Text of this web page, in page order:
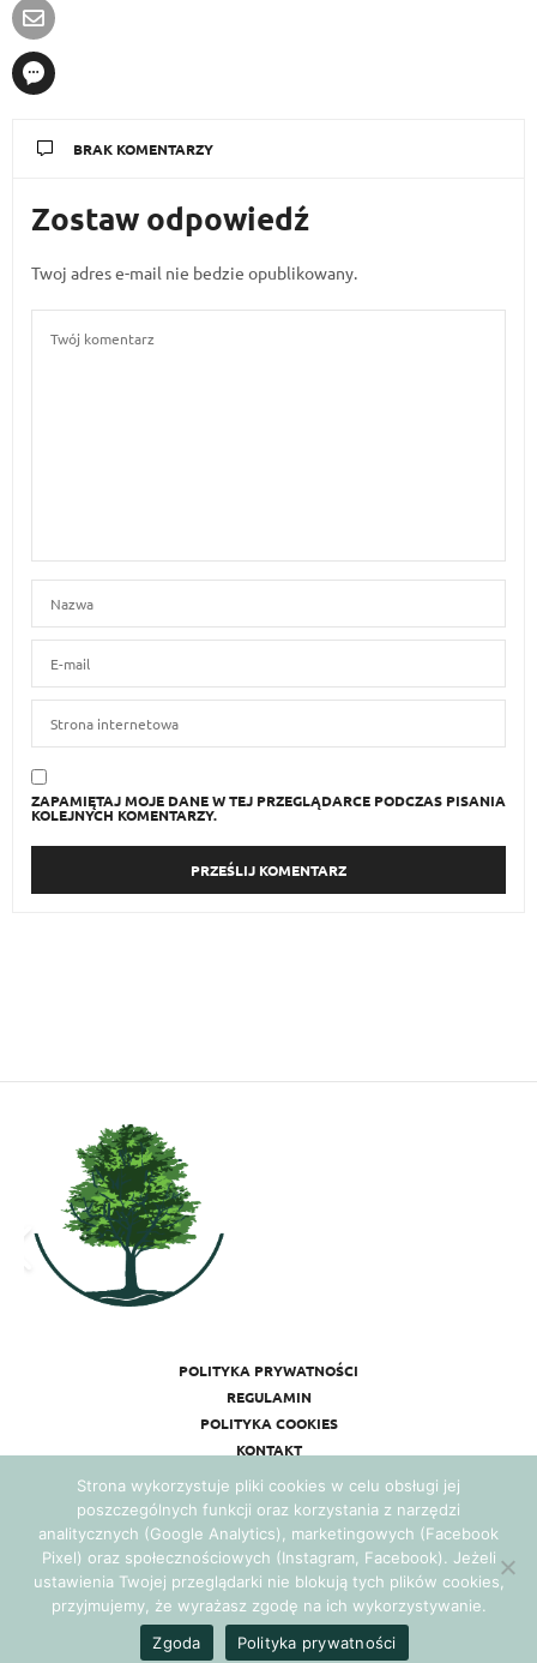
BRAK KOMENTARZY
Zostaw odpowiedź
Twoj adres e-mail nie bedzie opublikowany.
ZAPAMIĘTAJ MOJE DANE W TEJ PRZEGLĄDARCE PODCZAS PISANIA
KOLEJNYCH KOMENTARZY.
POLITYKA PRYWATNOŚCI
REGULAMIN
POLITYKA COOKIES
KONTAKT
Realizacja: Agencja Marketingowa Ambitnamarka.pl
Strona wykorzystuje pliki cookies w celu obsługi jej
poszczególnych funkcji oraz korzystania z narzędzi
analitycznych (Google Analytics), marketingowych (Facebook
Pixel) oraz społecznościowych (Instagram, Facebook). Jeżeli
ustawienia Twojej przeglądarki nie blokują tych plików cookies,
przyjmujemy, że wyrażasz zgodę na ich wykorzystywanie.
Zgoda
Polityka prywatności